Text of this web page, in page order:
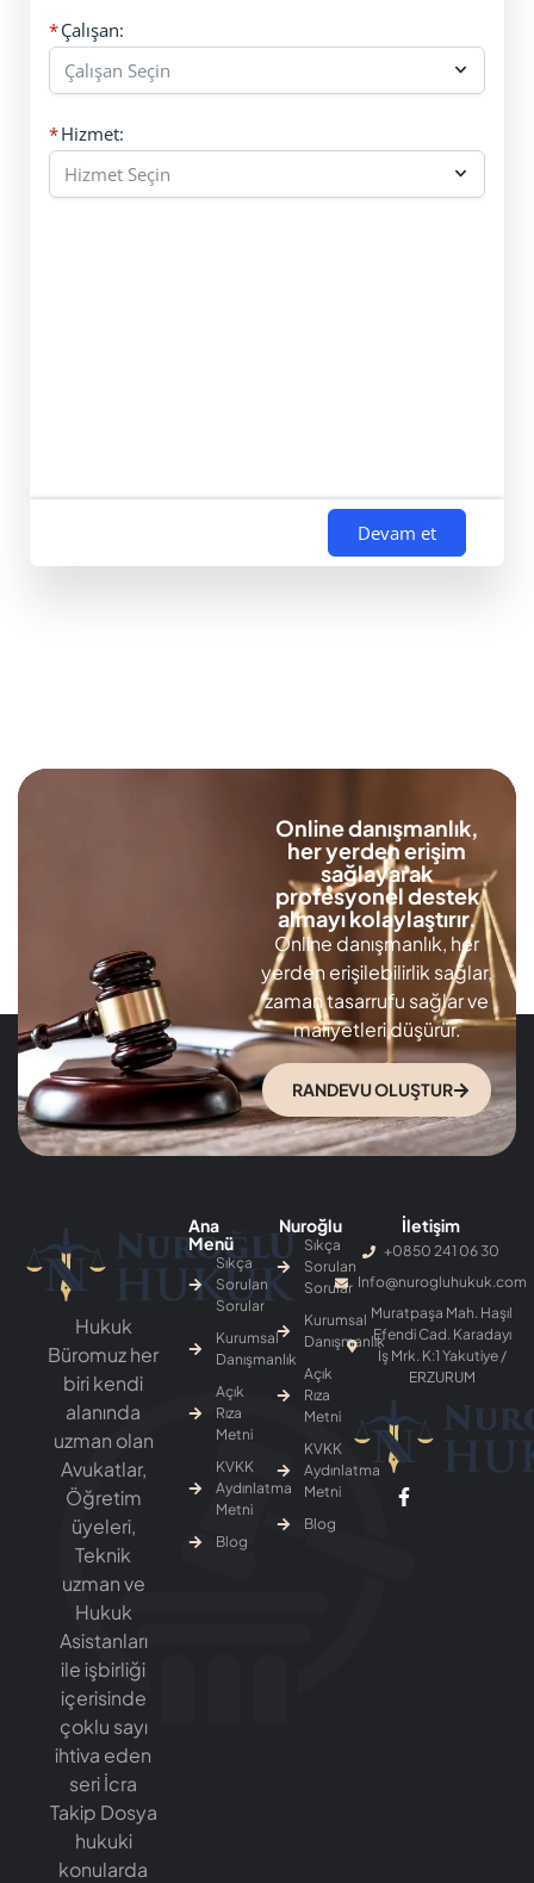
Çalışan:
Hizmet:
Devam et
Online danışmanlık,
her yerden erişim
sağlayarak
profesyonel destek
almayı kolaylaştırır.
Online danışmanlık, her
yerden erişilebilirlik sağlar,
zaman tasarrufu sağlar ve
maliyetleri düşürür.
RANDEVU OLUŞTUR
Hukuk
Büromuz her
biri kendi
alanında
uzman olan
Avukatlar,
Öğretim
üyeleri,
Teknik
uzman ve
Hukuk
Asistanları
ile işbirliği
içerisinde
çoklu sayı
ihtiva eden
seri İcra
Takip Dosya
hukuki
konularda
Ana
Menü
Sıkça
Sorulan
Sorular
Kurumsal
Danışmanlık
Açık
Rıza
Metni
KVKK
Aydınlatma
Metni
Blog
Nuroğlu
Sıkça
Sorulan
Sorular
Kurumsal
Danışmanlık
Açık
Rıza
Metni
KVKK
Aydınlatma
Metni
Blog
İletişim
+0850 241 06 30
Info@nurogluhukuk.com
Muratpaşa Mah. Haşıl
Efendi Cad. Karadayı
İş Mrk. K:1 Yakutiye /
ERZURUM